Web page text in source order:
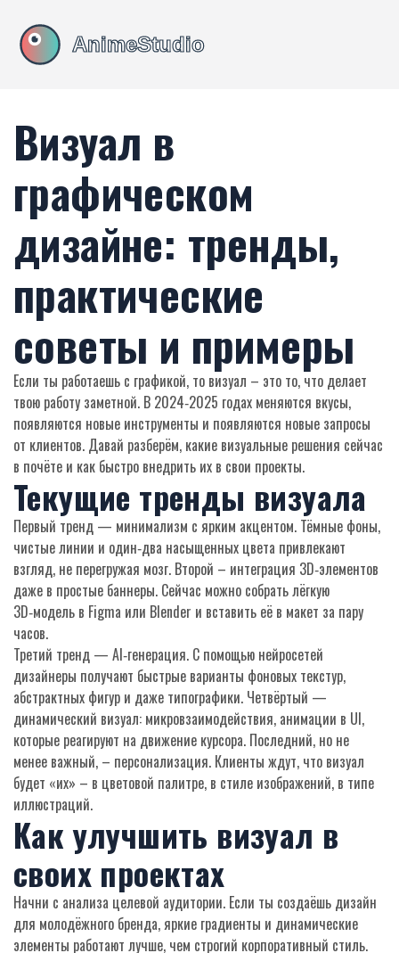
Визуал в
графическом
дизайне: тренды,
практические
советы и примеры
Если ты работаешь с графикой, то визуал – это то, что делает
твою работу заметной. В 2024‑2025 годах меняются вкусы,
появляются новые инструменты и появляются новые запросы
от клиентов. Давай разберём, какие визуальные решения сейчас
в почёте и как быстро внедрить их в свои проекты.
Текущие тренды визуала
Первый тренд — минимализм с ярким акцентом. Тёмные фоны,
чистые линии и один‑два насыщенных цвета привлекают
взгляд, не перегружая мозг. Второй – интеграция 3D‑элементов
даже в простые баннеры. Сейчас можно собрать лёгкую
3D‑модель в Figma или Blender и вставить её в макет за пару
часов.
Третий тренд — AI‑генерация. С помощью нейросетей
дизайнеры получают быстрые варианты фоновых текстур,
абстрактных фигур и даже типографики. Четвёртый —
динамический визуал: микровзаимодействия, анимации в UI,
которые реагируют на движение курсора. Последний, но не
менее важный, – персонализация. Клиенты ждут, что визуал
будет «их» – в цветовой палитре, в стиле изображений, в типе
иллюстраций.
Как улучшить визуал в
своих проектах
Начни с анализа целевой аудитории. Если ты создаёшь дизайн
для молодёжного бренда, яркие градиенты и динамические
элементы работают лучше, чем строгий корпоративный стиль.